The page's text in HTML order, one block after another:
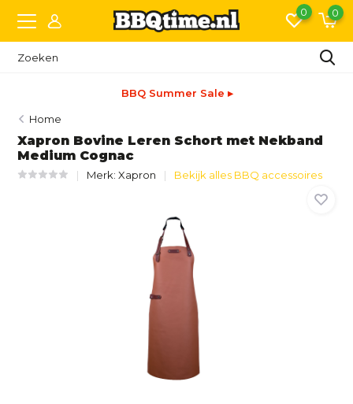
0 0
BBQ Summer Sale ▸
Home
Xapron Bovine Leren Schort met Nekband
Medium Cognac
Merk:Xapron Bekijk alles BBQ accessoires